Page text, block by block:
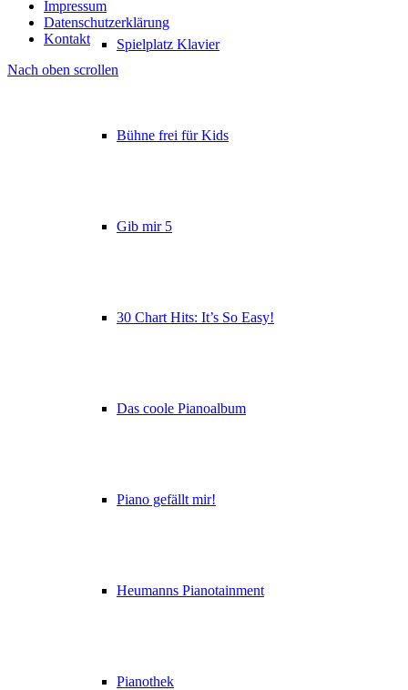
Spielplatz Klavier
Bühne frei für Kids
Gib mir 5
30 Chart Hits: It’s So Easy!
Das coole Pianoalbum
Piano gefällt mir!
Heumanns Pianotainment
Pianothek
Impressum
Datenschutzerklärung
Kontakt
Nach oben scrollen